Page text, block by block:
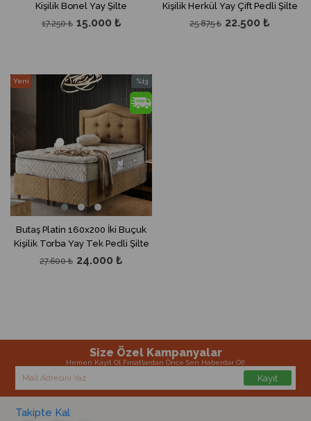
Kişilik Bonel Yay Şilte
15.000 ₺
17.250 ₺
Kişilik Herkül Yay Çift Pedli Şilte
22.500 ₺
25.875 ₺
Butaş Platin 160x200 İki Buçuk
Kişilik Torba Yay Tek Pedli Şilte
24.000 ₺
27.600 ₺
%13
İndirim
%13İndirim
Yeni
Size Özel Kampanyalar
Hemen Kayıt Ol Fırsatlardan Önce Sen Haberdar Ol!
Kayıt
Takipte Kal